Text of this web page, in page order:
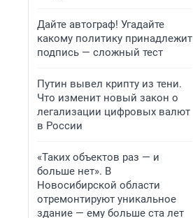
Дайте автограф! Угадайте
какому политику принадлежит
подпись — сложный тест
Путин вывел крипту из тени.
Что изменит новый закон о
легализации цифровых валют
в России
«Таких объектов раз — и
больше нет». В
Новосибирской области
отремонтируют уникальное
здание — ему больше ста лет